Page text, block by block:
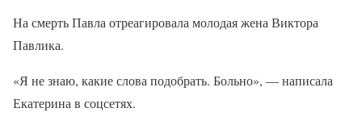
На смерть Павла отреагировала молодая жена Виктора
Павлика.
«Я не знаю, какие слова подобрать. Больно», — написала
Екатерина в соцсетях.